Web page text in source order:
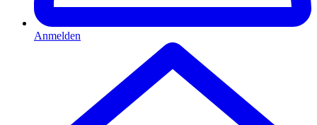
Anmelden